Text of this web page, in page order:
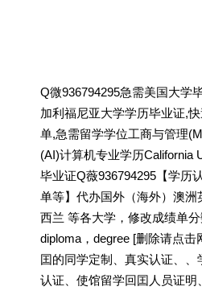
Q微936794295急需美国大学
加利福尼亚大学学历毕业证,
单,急需留学学位工商与管理
(AI)计算机专业学历California
毕业证Q薇936794295【学历
单等】代办国外（海外）澳
西兰 等各大学，修改成绩单
diploma，degree [删除请点
囯的同学定制、真实认证、
认证、使馆留学回囯人员证明